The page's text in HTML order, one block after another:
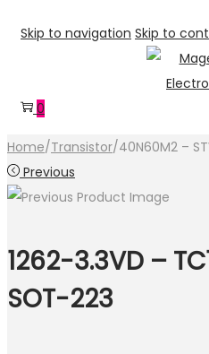
Skip to navigation Skip to
0
Home/Transistor/40N60M2 –
Previous
1262-3.3VD –
SOT-223